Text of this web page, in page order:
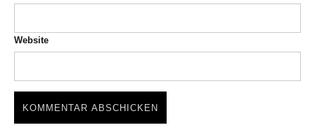
Website